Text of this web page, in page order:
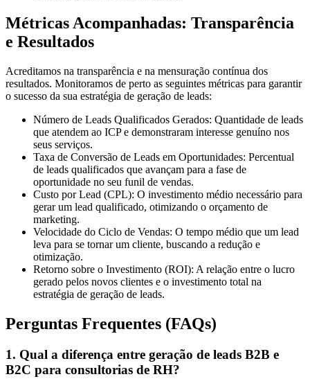
Métricas Acompanhadas: Transparência
e Resultados
Acreditamos na transparência e na mensuração contínua dos
resultados. Monitoramos de perto as seguintes métricas para garantir
o sucesso da sua estratégia de geração de leads:
Número de Leads Qualificados Gerados: Quantidade de leads
que atendem ao ICP e demonstraram interesse genuíno nos
seus serviços.
Taxa de Conversão de Leads em Oportunidades: Percentual
de leads qualificados que avançam para a fase de
oportunidade no seu funil de vendas.
Custo por Lead (CPL): O investimento médio necessário para
gerar um lead qualificado, otimizando o orçamento de
marketing.
Velocidade do Ciclo de Vendas: O tempo médio que um lead
leva para se tornar um cliente, buscando a redução e
otimização.
Retorno sobre o Investimento (ROI): A relação entre o lucro
gerado pelos novos clientes e o investimento total na
estratégia de geração de leads.
Perguntas Frequentes (FAQs)
1. Qual a diferença entre geração de leads B2B e
B2C para consultorias de RH?